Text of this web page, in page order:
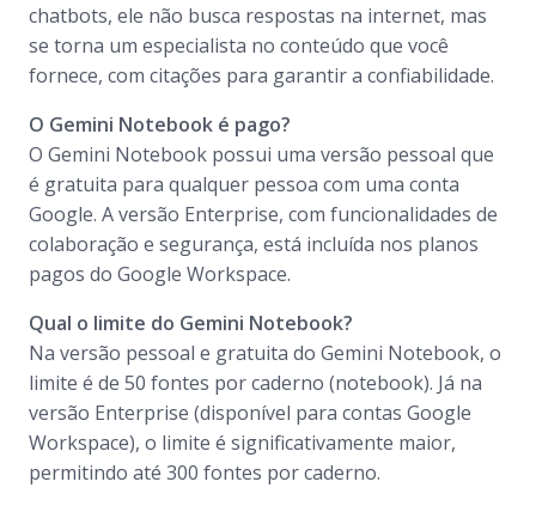
chatbots, ele não busca respostas na internet, mas
se torna um especialista no conteúdo que você
fornece, com citações para garantir a confiabilidade.
O Gemini Notebook é pago?
O Gemini Notebook possui uma versão pessoal que
é gratuita para qualquer pessoa com uma conta
Google. A versão Enterprise, com funcionalidades de
colaboração e segurança, está incluída nos planos
pagos do Google Workspace.
Qual o limite do Gemini Notebook?
Na versão pessoal e gratuita do Gemini Notebook, o
limite é de 50 fontes por caderno (notebook). Já na
versão Enterprise (disponível para contas Google
Workspace), o limite é significativamente maior,
permitindo até 300 fontes por caderno.